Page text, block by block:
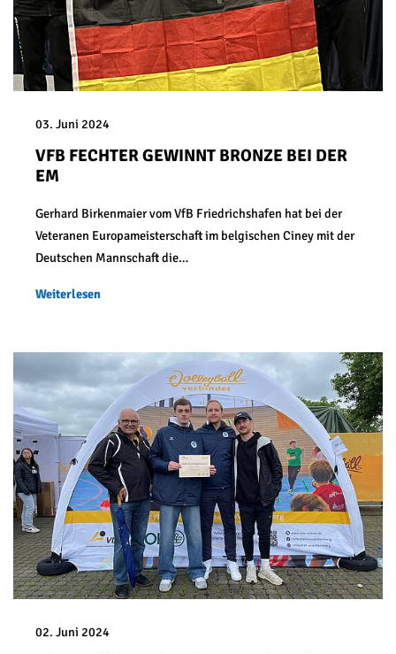
03. Juni 2024
VFB FECHTER GEWINNT BRONZE BEI DER
EM
Gerhard Birkenmaier vom VfB Friedrichshafen hat bei der
Veteranen Europameisterschaft im belgischen Ciney mit der
Deutschen Mannschaft die…
Weiterlesen
02. Juni 2024